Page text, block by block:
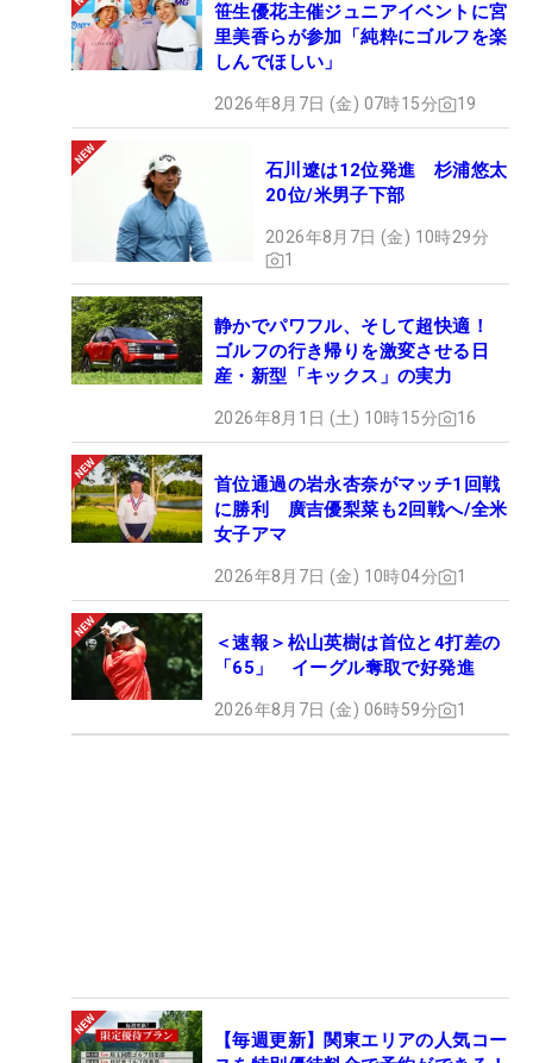
笹生優花主催ジュニアイベントに宮
里美香らが参加「純粋にゴルフを楽
しんでほしい」
2026年8月7日 (金) 07時15分 19
石川遼は12位発進 杉浦悠太
20位/米男子下部
2026年8月7日 (金) 10時29分
1
静かでパワフル、そして超快適！
ゴルフの行き帰りを激変させる日
産・新型「キックス」の実力
2026年8月1日 (土) 10時15分 16
首位通過の岩永杏奈がマッチ1回戦
に勝利 廣吉優梨菜も2回戦へ/全米
女子アマ
2026年8月7日 (金) 10時04分 1
＜速報＞松山英樹は首位と4打差の
「65」 イーグル奪取で好発進
2026年8月7日 (金) 06時59分 1
【毎週更新】関東エリアの人気コー